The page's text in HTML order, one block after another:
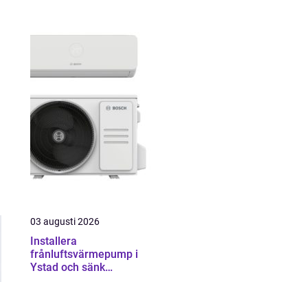
03 augusti 2026
Installera
frånluftsvärmepump i
Ystad och sänk